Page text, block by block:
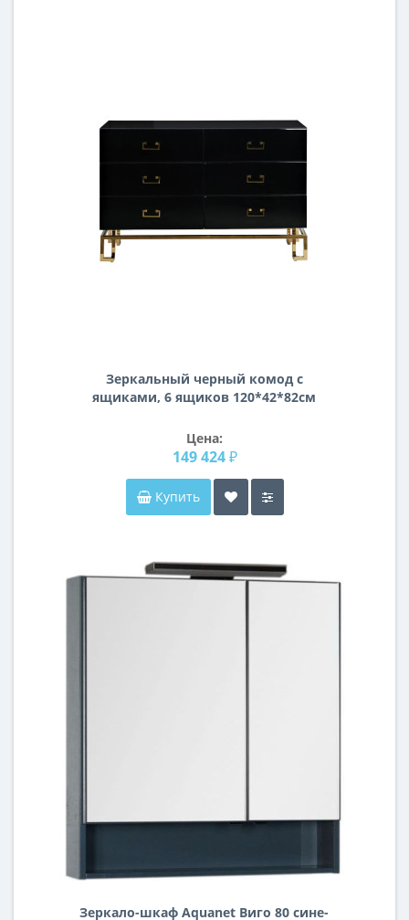
Зеркальный черный комод с
ящиками, 6 ящиков 120*42*82см
Цена:
149 424 ₽
Купить
Зеркало-шкаф Aquanet Виго 80 сине-